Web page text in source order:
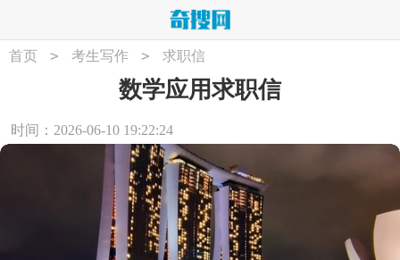
首页 > 考生写作 > 求职信
数学应用求职信
时间：2026-06-10 19:22:24